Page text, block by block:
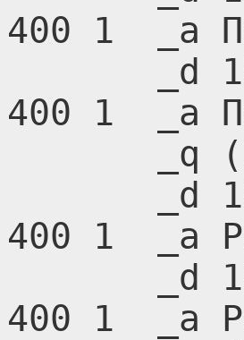
400 1  _a
400 1  _a
400 1  _a
400 1  _a